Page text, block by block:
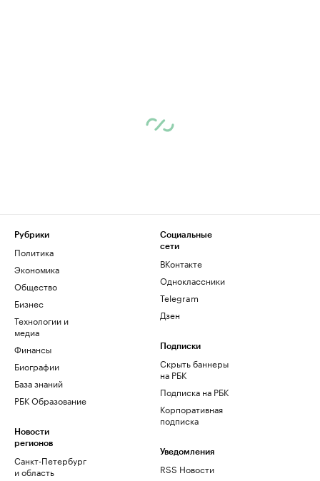
Рубрики
Политика
Экономика
Общество
Бизнес
Технологии и
медиа
Финансы
Биографии
База знаний
РБК Образование
Новости
регионов
Санкт-Петербург
и область
Социальные
сети
ВКонтакте
Одноклассники
Telegram
Дзен
Подписки
Скрыть баннеры
на РБК
Подписка на РБК
Корпоративная
подписка
Уведомления
RSS Новости